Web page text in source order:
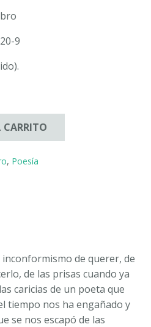
9
, Poesía
de querer, de
de las prisas cuando ya
caricias de un poeta que
tiempo nos ha engañado y
se nos escapó de las